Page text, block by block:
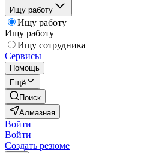
Ищу работу
Ищу работу
Ищу работу
Ищу сотрудника
Сервисы
Помощь
Ещё
Поиск
Алмазная
Войти
Войти
Создать резюме